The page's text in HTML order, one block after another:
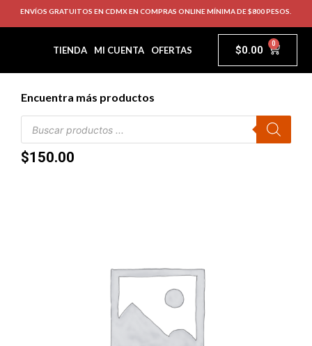
ENVÍOS GRATUITOS EN CDMX EN COMPRAS ONLINE MÍNIMA DE $800 PESOS.
TIENDA MI CUENTA OFERTAS $0.00 0
Encuentra más productos
$150.00